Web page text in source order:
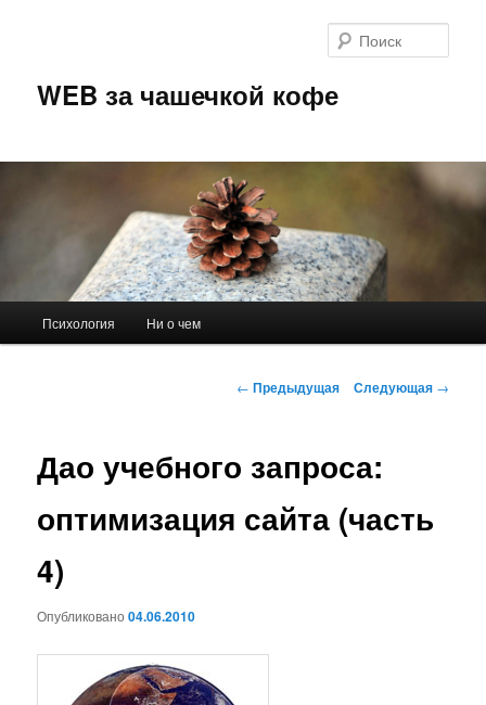
WEB за чашечкой кофе
Психология Ни о чем
Навигация
← Предыдущая Следующая →
Дао учебного запроса:
оптимизация сайта (часть
4)
Опубликовано04.06.2010